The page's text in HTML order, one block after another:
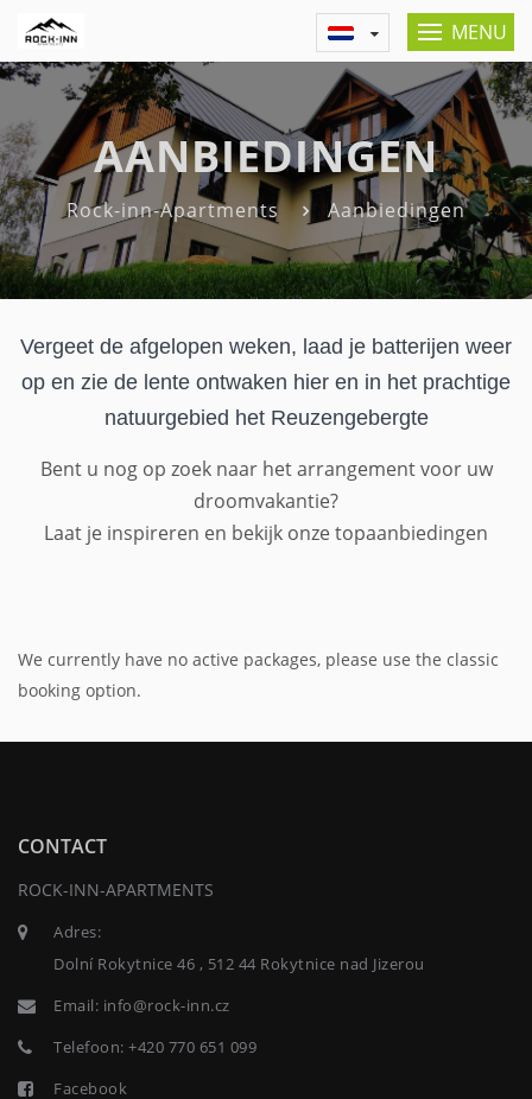
MENU
AANBIEDINGEN
Rock-inn-Apartments Aanbiedingen
Vergeet de afgelopen weken, laad je batterijen weer
op en zie de lente ontwaken hier en in het prachtige
natuurgebied het Reuzengebergte
Bent u nog op zoek naar het arrangement voor uw
droomvakantie?
Laat je inspireren en bekijk onze topaanbiedingen
We currently have no active packages, please use the classic
booking option.
CONTACT
ROCK-INN-APARTMENTS
Adres:
Dolní Rokytnice 46 , 512 44 Rokytnice nad Jizerou
Email: info@rock-inn.cz
Telefoon: +420 770 651 099
Facebook